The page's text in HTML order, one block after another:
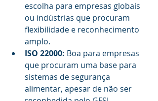
escolha para empresas globais
ou indústrias que procuram
flexibilidade e reconhecimento
amplo.
ISO 22000: Boa para empresas
que procuram uma base para
sistemas de segurança
alimentar, apesar de não ser